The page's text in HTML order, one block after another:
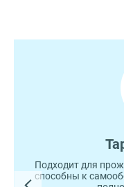
Подходит для
способны к